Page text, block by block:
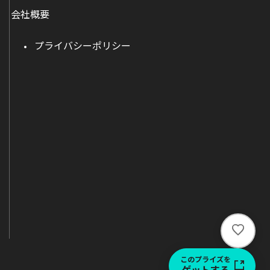
い
ね
このプライズを
会社概要
プライバシーポリシー